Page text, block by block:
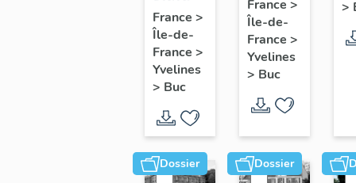
Vierge
à
l'Enfant
(n°2)
France >
Île-de-
France >
Yvelines
> Buc
à
l'Enfant
(n°1)
France >
Île-de-
France >
Yvelines
> Buc
>
Dossier Dossier